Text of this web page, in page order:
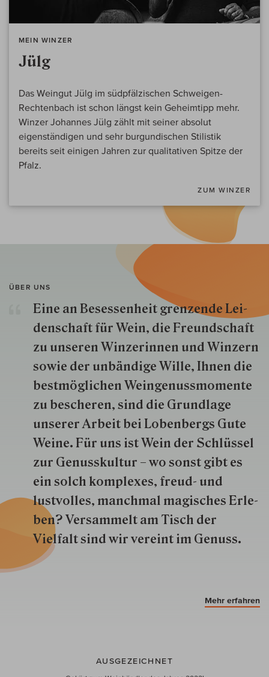
MEIN WINZER
Jülg
Das Weingut Jülg im südpfälzischen Schweigen-
Rechtenbach ist schon längst kein Geheimtipp mehr.
Winzer Johannes Jülg zählt mit seiner absolut
eigenständigen und sehr burgundischen Stilistik
bereits seit einigen Jahren zur qualitativen Spitze der
Pfalz.
ZUM WINZER
ÜBER UNS
Eine an Besessenheit gren­zende Lei­
den­schaft für Wein, die Freund­schaft
zu unseren Win­zer­innen und Win­zern
so­wie der un­bän­dige Wille, Ihnen die
best­mög­lich­en Wein­genuss­momente
zu besche­ren, sind die Grund­lage
unserer Arbeit bei Lobenbergs Gute
Weine. Für uns ist Wein der Schlüs­sel
zur Genuss­kultur – wo sonst gibt es
ein solch kom­plexes, freud- und
lustvolles, manchmal ma­gisch­es Er­le­
ben? Versammelt am Tisch der
Vielfalt sind wir ver­eint im Genuss.
Mehr erfahren
AUSGEZEICHNET